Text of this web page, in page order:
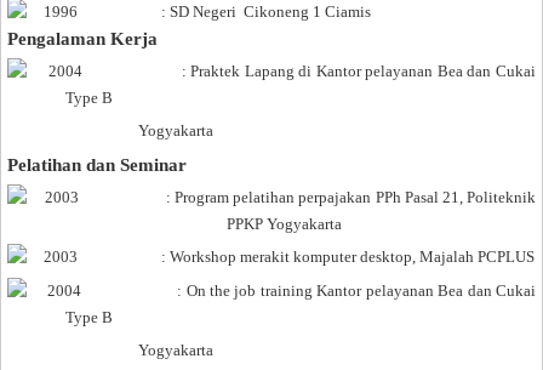
1996
: SD Negeri Cikoneng 1 Ciamis
Pengalaman Kerja
2004
: Praktek Lapang di Kantor pelayanan Bea dan Cukai
Type B
Yogyakarta
Pelatihan dan Seminar
2003
: Program pelatihan perpajakan PPh Pasal 21, Politeknik
PPKP Yogyakarta
2003
: Workshop merakit komputer desktop, Majalah PCPLUS
2004
: On the job training Kantor pelayanan Bea dan Cukai
Type B
Yogyakarta